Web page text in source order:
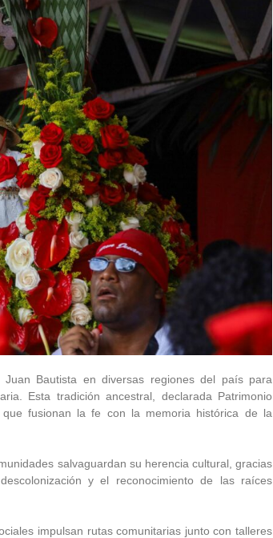
Bautista en diversas regiones del país para
Esta tradición ancestral, declarada Patrimonio
fusionan la fe con la memoria histórica de la
salvaguardan su herencia cultural, gracias
y el reconocimiento de las raíces
impulsan rutas comunitarias junto con talleres